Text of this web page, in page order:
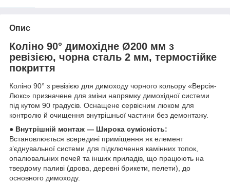
Опис
Коліно 90° димохідне Ø200 мм з
ревізією, чорна сталь 2 мм, термостійке
покриття
Коліно 90° з ревізією для димоходу чорного кольору «Версія-
Люкс» призначене для зміни напрямку димохідної системи
під кутом 90 градусів. Оснащене сервісним люком для
контролю й очищення внутрішньої частини без демонтажу.
● Внутрішній монтаж — Широка сумісність:
Встановлюється всередині приміщення як елемент
з’єднувальної системи для підключення камінних топок,
опалювальних печей та інших приладів, що працюють на
твердому паливі (дрова, деревні брикети, пелети), до
основного димоходу.